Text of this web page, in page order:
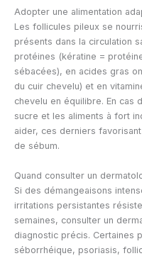
Adopter une alimentation
Les follicules pileux se
présents dans la circulation
protéines (kératine =
sébacées), en acides gras
du cuir chevelu) et en
chevelu en équilibre. En cas
sucre et les aliments à fort
aider, ces derniers
de sébum.
Quand consulter un
Si des démangeaisons
irritations persistantes
semaines, consulter un
diagnostic précis. Certaines
séborrhéique, psoriasis,